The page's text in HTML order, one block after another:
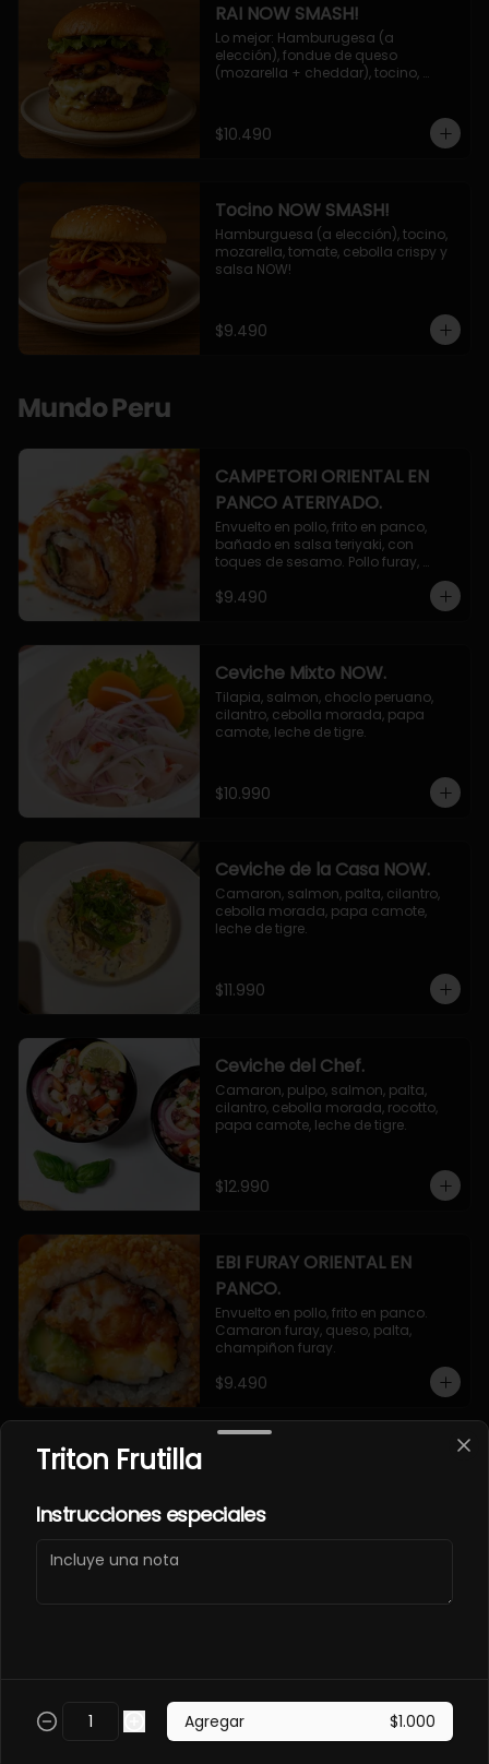
RAI NOW SMASH!
Lo mejor: Hamburugesa (a
elección), fondue de queso
(mozarella + cheddar), tocino,
NOW!
$10.490
Tocino NOW SMASH!
Hamburguesa (a elección), tocino,
mozarella, tomate, cebolla crispy y
salsa NOW!
$9.490
Mundo Peru
CAMPETORI ORIENTAL EN
PANCO ATERIYADO.
Envuelto en pollo, frito en panco,
bañado en salsa teriyaki, con
toques de sesamo. Pollo furay,
queso, champiñon furay, cebollin.
$9.490
Ceviche Mixto NOW.
Tilapia, salmon, choclo peruano,
cilantro, cebolla morada, papa
camote, leche de tigre.
$10.990
Ceviche de la Casa NOW.
Camaron, salmon, palta, cilantro,
cebolla morada, papa camote,
leche de tigre.
$11.990
Ceviche del Chef.
Camaron, pulpo, salmon, palta,
cilantro, cebolla morada, rocotto,
papa camote, leche de tigre.
$12.990
EBI FURAY ORIENTAL EN
PANCO.
Envuelto en pollo, frito en panco.
Camaron furay, queso, palta,
champiñon furay.
$9.490
Frito en panco, cubierto con atun
fresco, salsa acevichada y toques
Envuelto en palta, cubierto con
salmon fresco, salsa acevichada y
toques de shichimi. Camaron furay,
Triton Frutilla
Instrucciones especiales
Agregar $1.000